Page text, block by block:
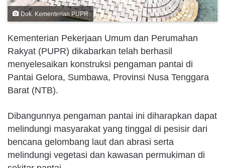
Dok. Kementerian PUPR
Kementerian Pekerjaan Umum dan Perumahan
Rakyat (PUPR) dikabarkan telah berhasil
menyelesaikan konstruksi pengaman pantai di
Pantai Gelora, Sumbawa, Provinsi Nusa Tenggara
Barat (NTB).
Dibangunnya pengaman pantai ini diharapkan dapat
melindungi masyarakat yang tinggal di pesisir dari
bencana gelombang laut dan abrasi serta
melindungi vegetasi dan kawasan permukiman di